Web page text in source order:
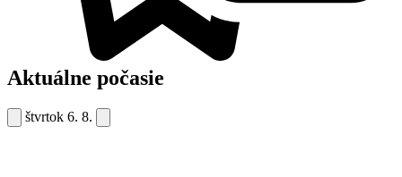
Aktuálne počasie
štvrtok 6. 8.